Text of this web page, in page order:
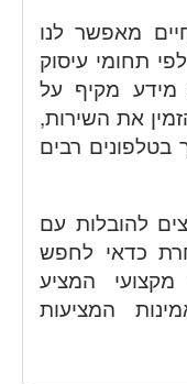
מאפשר לנו
תחומי עיסוק
מידע מקיף על
את השירות,
בטלפונים רבים
להובלות עם
כדאי לחפש
מקצועי המציע
המציעות